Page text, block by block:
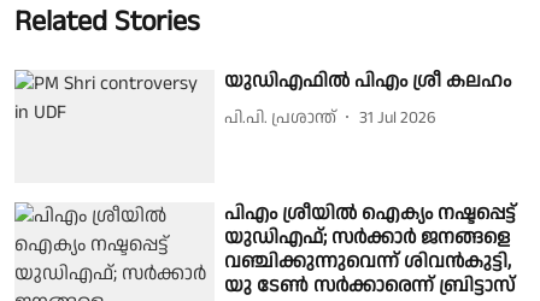
Related Stories
യുഡിഎഫിൽ പിഎം ശ്രീ കലഹം
പി.പി. പ്രശാന്ത് 31 Jul 2026
പിഎം ശ്രീയില്‍ ഐക്യം നഷ്ടപ്പെട്ട്
യുഡിഎഫ്; സര്‍ക്കാര്‍ ജനങ്ങളെ
വഞ്ചിക്കുന്നുവെന്ന് ശിവന്‍കുട്ടി,
യു ടേണ്‍ സര്‍ക്കാരെന്ന് ബ്രിട്ടാസ്